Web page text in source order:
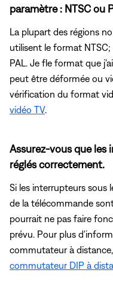
paramètre : NTSC ou
La plupart des régions
utilisent le format
PAL. Je fle format que
peut être déformée ou
vérification du format
vidéo TV.
Assurez-vous que
réglés correctement.
Si les interrupteurs sous
de la télécommande
pourrait ne pas faire
prévu. Pour plus
commutateur à
commutateur DIP à